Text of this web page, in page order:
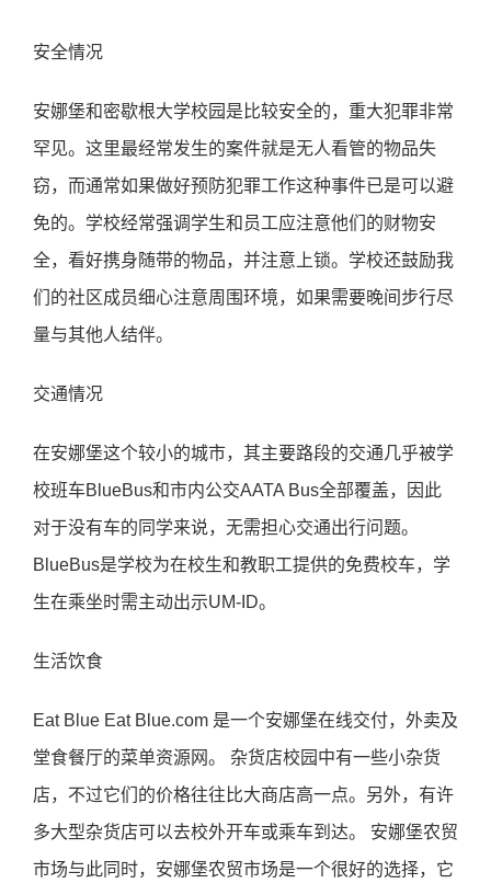
安全情况
安娜堡和密歇根大学校园是比较安全的，重大犯罪非常
罕见。这里最经常发生的案件就是无人看管的物品失
窃，而通常如果做好预防犯罪工作这种事件已是可以避
免的。学校经常强调学生和员工应注意他们的财物安
全，看好携身随带的物品，并注意上锁。学校还鼓励我
们的社区成员细心注意周围环境，如果需要晚间步行尽
量与其他人结伴。
交通情况
在安娜堡这个较小的城市，其主要路段的交通几乎被学
校班车BlueBus和市内公交AATA Bus全部覆盖，因此
对于没有车的同学来说，无需担心交通出行问题。
BlueBus是学校为在校生和教职工提供的免费校车，学
生在乘坐时需主动出示UM-ID。
生活饮食
Eat Blue Eat Blue.com 是一个安娜堡在线交付，外卖及
堂食餐厅的菜单资源网。 杂货店校园中有一些小杂货
店，不过它们的价格往往比大商店高一点。另外，有许
多大型杂货店可以去校外开车或乘车到达。 安娜堡农贸
市场与此同时，安娜堡农贸市场是一个很好的选择，它